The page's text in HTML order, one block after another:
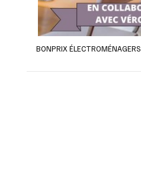
BONPRIX ÉLECTROMÉNAGERS